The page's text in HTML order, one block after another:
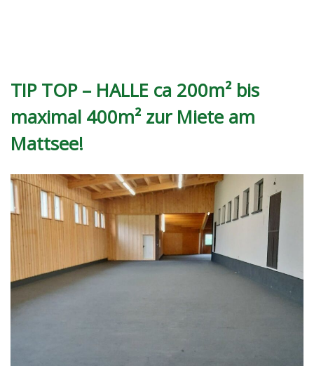
TIP TOP – HALLE ca 200m² bis
maximal 400m² zur Miete am
Mattsee!